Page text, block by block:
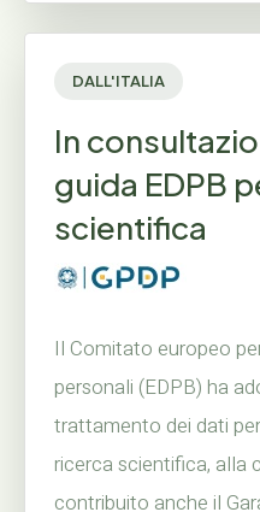
DALL'ITALIA
In
guida EDPB
scientifica
Il Comitato europeo
personali (EDPB) ha
trattamento dei dati
ricerca scientifica, alla
contribuito anche il